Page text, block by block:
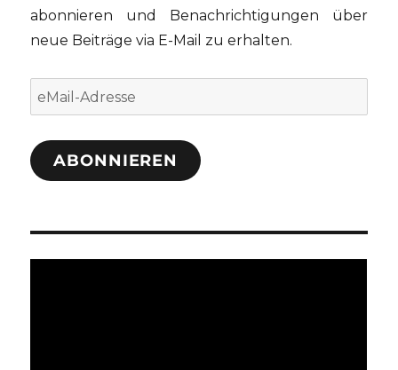
abonnieren und Benachrichtigungen über
neue Beiträge via E-Mail zu erhalten.
eMail-
Adresse
ABONNIEREN